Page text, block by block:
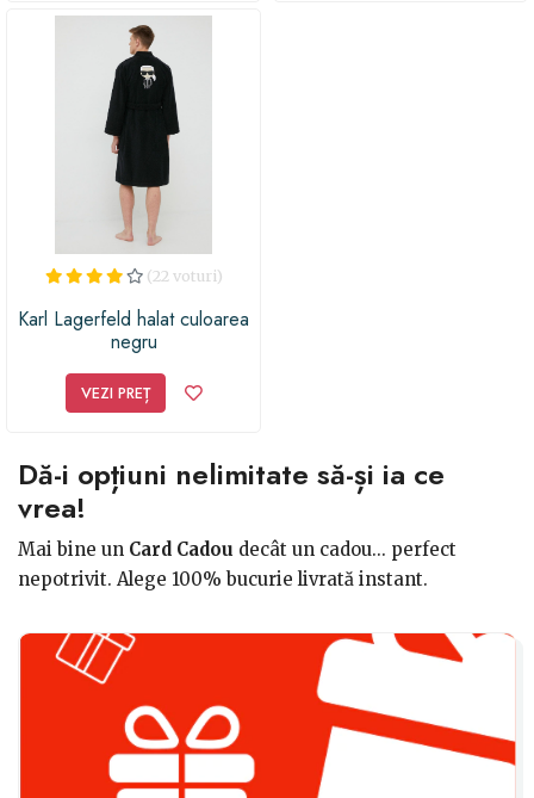
(22 voturi)
Karl Lagerfeld halat culoarea
negru
VEZI PREȚ
Dă-i opțiuni nelimitate să-și ia ce
vrea!
Mai bine un Card Cadou decât un cadou... perfect
nepotrivit. Alege 100% bucurie livrată instant.